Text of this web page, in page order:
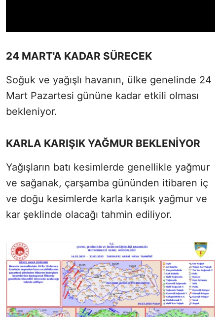
24 MART'A KADAR SÜRECEK
Soğuk ve yağışlı havanın, ülke genelinde 24
Mart Pazartesi gününe kadar etkili olması
bekleniyor.
KARLA KARIŞIK YAĞMUR BEKLENİYOR
Yağışların batı kesimlerde genellikle yağmur
ve sağanak, çarşamba gününden itibaren iç
ve doğu kesimlerde karla karışık yağmur ve
kar şeklinde olacağı tahmin ediliyor.